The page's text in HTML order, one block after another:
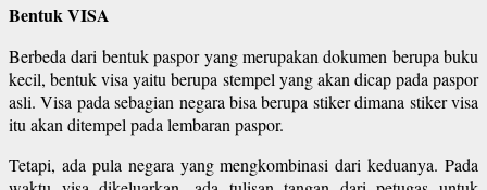
Bentuk VISA
Berbeda dari bentuk paspor yang merupakan dokumen berupa buku
kecil, bentuk visa yaitu berupa stempel yang akan dicap pada paspor
asli. Visa pada sebagian negara bisa berupa stiker dimana stiker visa
itu akan ditempel pada lembaran paspor.
Tetapi, ada pula negara yang mengkombinasi dari keduanya. Pada